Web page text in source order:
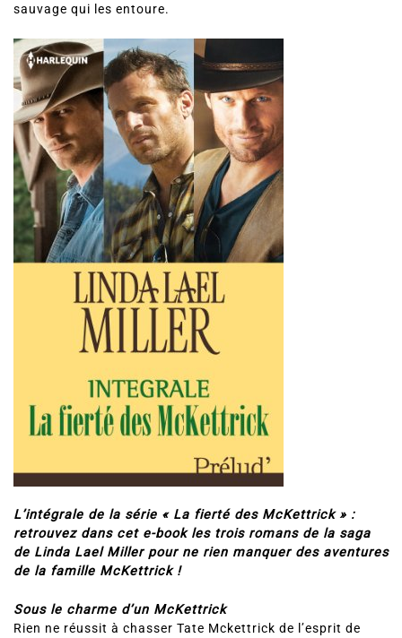
sauvage qui les entoure.
L’intégrale de la série « La fierté des McKettrick » :
retrouvez dans cet e-book les trois romans de la saga
de Linda Lael Miller pour ne rien manquer des aventures
de la famille McKettrick !
Sous le charme d’un McKettrick
Rien ne réussit à chasser Tate Mckettrick de l’esprit de